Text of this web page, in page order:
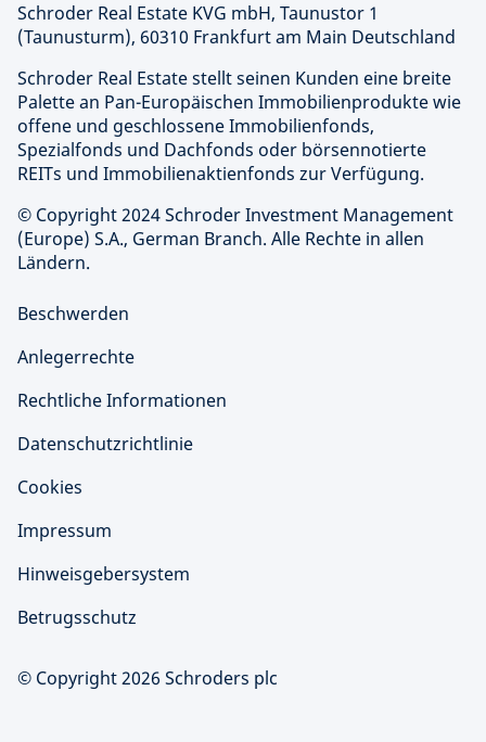
Schroder Real Estate KVG mbH, Taunustor 1
(Taunusturm), 60310 Frankfurt am Main Deutschland
Schroder Real Estate stellt seinen Kunden eine breite
Palette an Pan-Europäischen Immobilienprodukte wie
offene und geschlossene Immobilienfonds,
Spezialfonds und Dachfonds oder börsennotierte
REITs und Immobilienaktienfonds zur Verfügung.
© Copyright 2024 Schroder Investment Management
(Europe) S.A., German Branch. Alle Rechte in allen
Ländern.
Beschwerden
Anlegerrechte
Rechtliche Informationen
Datenschutzrichtlinie
Cookies
Impressum
Hinweisgebersystem
Betrugsschutz
© Copyright 2026 Schroders plc